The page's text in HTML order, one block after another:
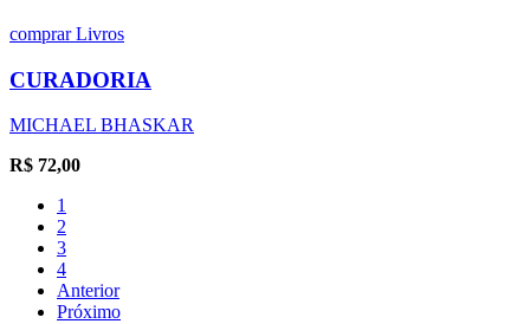
comprarLivros
CURADORIA
MICHAEL BHASKAR
R$ 72,00
1
2
3
4
Anterior
Próximo